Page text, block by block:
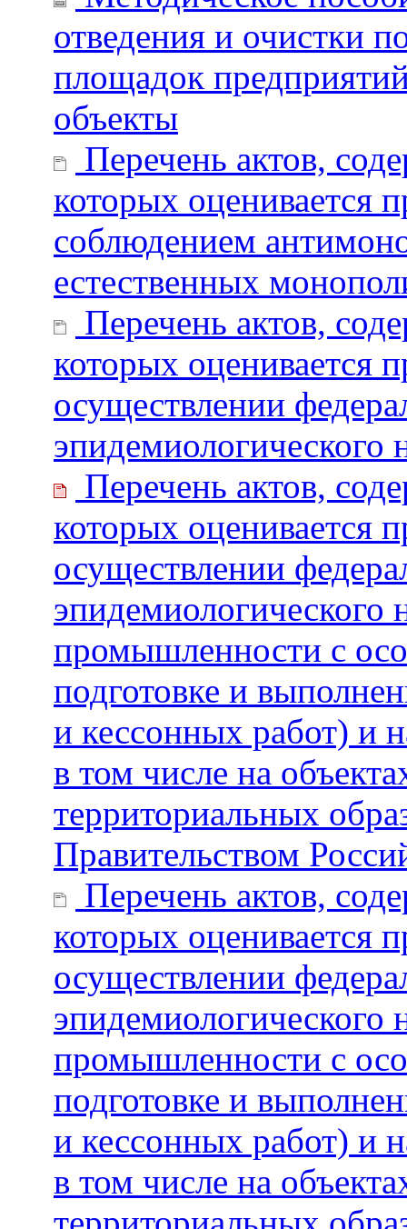
отведения и очистки
площадок
объекты
Перечень актов,
которых оценивается
соблюдением
естественных
Перечень актов,
которых оценивается
осуществлении
эпидемиологического
Перечень актов,
которых оценивается
осуществлении
эпидемиологического
промышленности с
подготовке и
и кессонных работ) и
в том числе на
территориальных
Правительством
Перечень актов,
которых оценивается
осуществлении
эпидемиологического
промышленности с
подготовке и
и кессонных работ) и
в том числе на